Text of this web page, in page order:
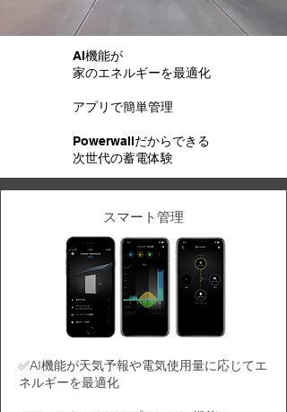
AI機能が
家のエネルギーを最適化
アプリで簡単管理
Powerwallだからできる
次世代の蓄電体験
スマート管理
✅AI機能が天気予報や電気使用量に応じてエ
ネルギーを最適化